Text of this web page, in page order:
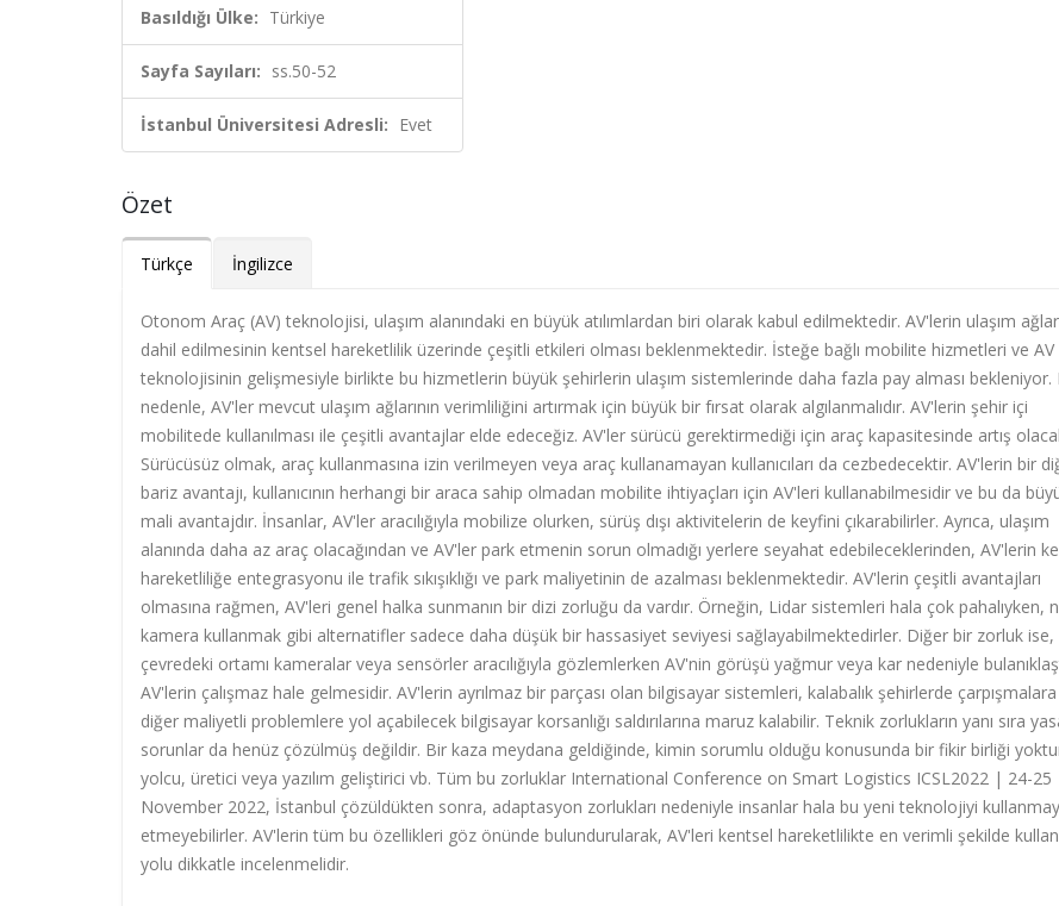
Basıldığı Ülke: Türkiye
Sayfa Sayıları: ss.50-52
İstanbul Üniversitesi Adresli: Evet
Özet
Türkçe İngilizce
Otonom Araç (AV) teknolojisi, ulaşım alanındaki en büyük atılımlardan biri olarak kabul edilmektedir. AV'lerin ulaşım
dahil edilmesinin kentsel hareketlilik üzerinde çeşitli etkileri olması beklenmektedir. İsteğe bağlı mobilite hizmetleri ve AV
teknolojisinin gelişmesiyle birlikte bu hizmetlerin büyük şehirlerin ulaşım sistemlerinde daha fazla pay alması bekleniyor.
nedenle, AV'ler mevcut ulaşım ağlarının verimliliğini artırmak için büyük bir fırsat olarak algılanmalıdır. AV'lerin şehir içi
mobilitede kullanılması ile çeşitli avantajlar elde edeceğiz. AV'ler sürücü gerektirmediği için araç kapasitesinde artış
Sürücüsüz olmak, araç kullanmasına izin verilmeyen veya araç kullanamayan kullanıcıları da cezbedecektir. AV'lerin bir
bariz avantajı, kullanıcının herhangi bir araca sahip olmadan mobilite ihtiyaçları için AV'leri kullanabilmesidir ve bu da
mali avantajdır. İnsanlar, AV'ler aracılığıyla mobilize olurken, sürüş dışı aktivitelerin de keyfini çıkarabilirler. Ayrıca, ulaşım
alanında daha az araç olacağından ve AV'ler park etmenin sorun olmadığı yerlere seyahat edebileceklerinden, AV'lerin
hareketliliğe entegrasyonu ile trafik sıkışıklığı ve park maliyetinin de azalması beklenmektedir. AV'lerin çeşitli avantajları
olmasına rağmen, AV'leri genel halka sunmanın bir dizi zorluğu da vardır. Örneğin, Lidar sistemleri hala çok pahalıyken,
kamera kullanmak gibi alternatifler sadece daha düşük bir hassasiyet seviyesi sağlayabilmektedirler. Diğer bir zorluk ise,
çevredeki ortamı kameralar veya sensörler aracılığıyla gözlemlerken AV'nin görüşü yağmur veya kar nedeniyle
AV'lerin çalışmaz hale gelmesidir. AV'lerin ayrılmaz bir parçası olan bilgisayar sistemleri, kalabalık şehirlerde
diğer maliyetli problemlere yol açabilecek bilgisayar korsanlığı saldırılarına maruz kalabilir. Teknik zorlukların yanı sıra
sorunlar da henüz çözülmüş değildir. Bir kaza meydana geldiğinde, kimin sorumlu olduğu konusunda bir fikir birliği
yolcu, üretici veya yazılım geliştirici vb. Tüm bu zorluklar International Conference on Smart Logistics ICSL2022 | 24-25
November 2022, İstanbul çözüldükten sonra, adaptasyon zorlukları nedeniyle insanlar hala bu yeni teknolojiyi
etmeyebilirler. AV'lerin tüm bu özellikleri göz önünde bulundurularak, AV'leri kentsel hareketlilikte en verimli şekilde
yolu dikkatle incelenmelidir.